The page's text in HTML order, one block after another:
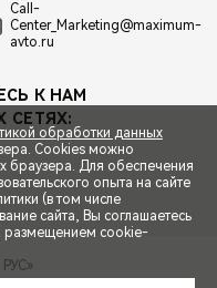
Call-
Center_Marketing@maximum-
avto.ru
К НАМ
СЕТЯХ:
обработки данных
Cookies можно
браузера. Для обеспечения
опыта на сайте
(в том числе
сайта, Вы соглашаетесь
размещением cookie-